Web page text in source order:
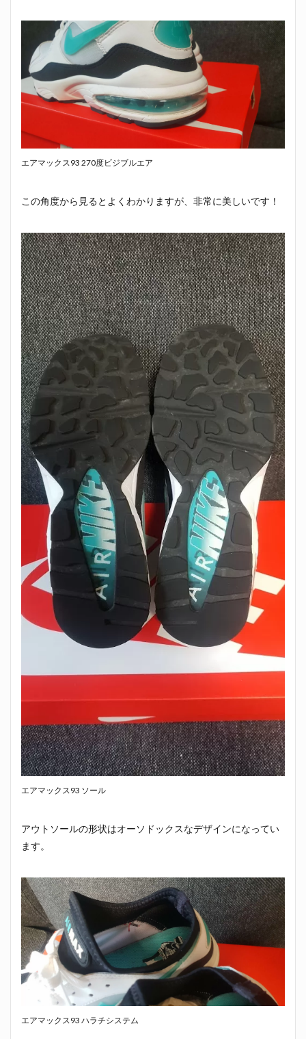
エアマックス93 270度ビジブルエア
この角度から見るとよくわかりますが、非常に美しいです！
エアマックス93 ソール
アウトソールの形状はオーソドックスなデザインになってい
ます。
エアマックス93 ハラチシステム